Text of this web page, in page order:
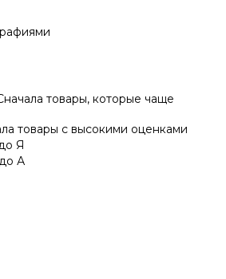
товары, которые чаще
товары с высокими оценками
Я
А